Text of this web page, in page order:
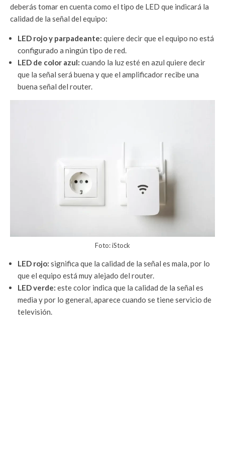
deberás tomar en cuenta como el tipo de LED que indicará la
calidad de la señal del equipo:
LED rojo y parpadeante: quiere decir que el equipo no está
configurado a ningún tipo de red.
LED de color azul: cuando la luz esté en azul quiere decir
que la señal será buena y que el amplificador recibe una
buena señal del router.
Foto: iStock
LED rojo: significa que la calidad de la señal es mala, por lo
que el equipo está muy alejado del router.
LED verde: este color indica que la calidad de la señal es
media y por lo general, aparece cuando se tiene servicio de
televisión.